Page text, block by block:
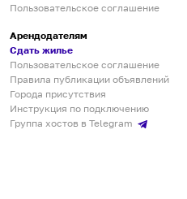
Пользовательское соглашение
Арендодателям
Сдать жилье
Пользовательское соглашение
Правила публикации объявлений
Города присутствия
Инструкция по подключению
Группа хостов в Telegram